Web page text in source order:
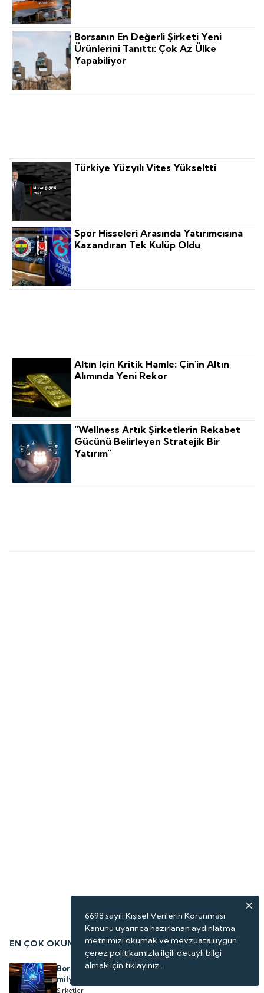
Borsanın En Değerli Şirketi Yeni
Ürünlerini Tanıttı: Çok Az Ülke
Yapabiliyor
Türkiye Yüzyılı Vites Yükseltti
Spor Hisseleri Arasında Yatırımcısına
Kazandıran Tek Kulüp Oldu
Altın Için Kritik Hamle: Çin'in Altın
Alımında Yeni Rekor
“Wellness Artık Şirketlerin Rekabet
Gücünü Belirleyen Stratejik Bir
Yatırım"
EN ÇOK OKUNANLAR
Borsada işlem gören gıda şirketinden ABD'ye 3.15
milyon dolarlık satış
Şirketler
6698 sayılı Kişisel Verilerin Korunması
Kanunu uyarınca hazırlanan aydınlatma
metnimizi okumak ve mevzuata uygun
çerez politikamızla ilgili detaylı bilgi
almak için tıklayınız .